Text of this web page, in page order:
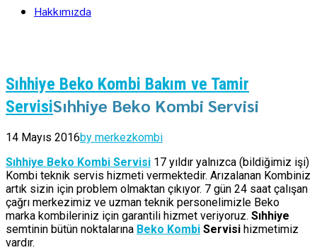
Hakkımızda
Sıhhiye Beko Kombi Bakım ve Tamir
ServisiSıhhiye Beko Kombi Servisi
14 Mayıs 2016by merkezkombi
Sıhhiye Beko Kombi Servisi 17 yıldır yalnızca (bildiğimiz işi)
Kombi teknik servis hizmeti vermektedir. Arızalanan Kombiniz
artık sizin için problem olmaktan çıkıyor. 7 gün 24 saat çalışan
çağrı merkezimiz ve uzman teknik personelimizle Beko
marka kombileriniz için garantili hizmet veriyoruz. Sıhhiye
semtinin bütün noktalarına Beko Kombi Servisi hizmetimiz
vardır.